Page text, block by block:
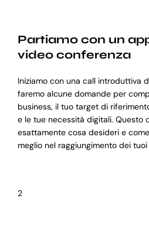
Partiamo con un
video conferenza
Iniziamo con una call introduttiva
faremo alcune domande per
business, il tuo target di
e le tue necessità digitali. Questo
esattamente cosa desideri e
meglio nel raggiungimento dei
2